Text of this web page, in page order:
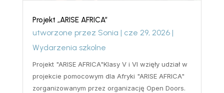
Projekt „ARISE AFRICA”
utworzone przez Sonia | cze 29, 2026|
Wydarzenia szkolne
Projekt "ARISE AFRICA"Klasy V i VI wzięły udział w
projekcie pomocowym dla Afryki "ARISE AFRICA"
zorganizowanym przez organizację Open Doors.